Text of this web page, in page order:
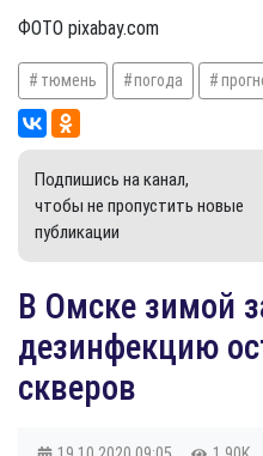
ФОТО pixabay.com
тюмень погода
Подпишись на канал,
чтобы не пропустить новые
публикации
В Омске зимой
дезинфекцию
скверов